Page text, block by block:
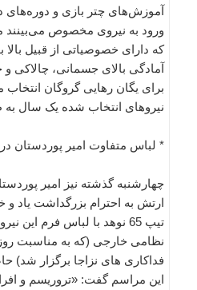
آموزش‌های چتر بازی و دوره‌های
ورود به نیروی مخصوص می‌بینند
که دارای خصوصیاتی از قبیل
آمادگی بالای جسمانی، چالاکی و
برای یگان رهایی گروگان
نیروهای انتخاب شده یک سال به
* لباس متفاوت امیر پوردستان
چهارشنبه گذشته نیز امیر
ارتش به احترام بزرگداشت یاد و
تیپ 65 نوهد با لباس فرم این
نظامی خارجی (که به مناسبت
فداکاری های نزاجا برگزار
این مراسم گفت: «تروریسم و